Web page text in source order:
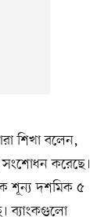
শিখা বলেন,
সংশোধন করেছে।
শূন্য দশমিক ৫
ব্যাংকগুলো